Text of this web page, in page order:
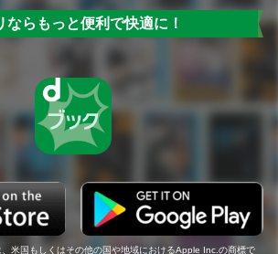
ならもっと便利で快適に！
米国もしくはその他の国や地域におけるApple Inc.の商標で